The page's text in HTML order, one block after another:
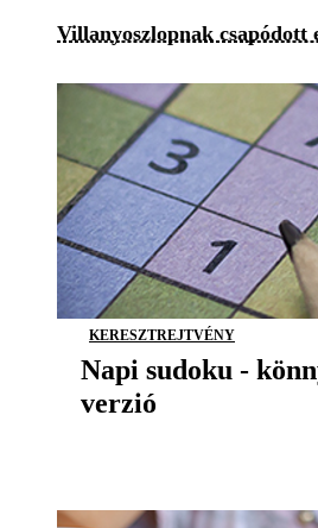
Villanyoszlopnak csapódott
KERESZTREJTVÉNY
Napi sudoku -
verzió